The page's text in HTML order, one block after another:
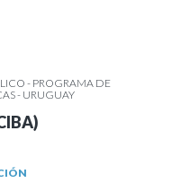
- PROGRAMA DE
- URUGUAY